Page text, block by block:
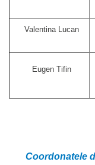
Valentina Lucan
Eugen Tifin
Coordonatele